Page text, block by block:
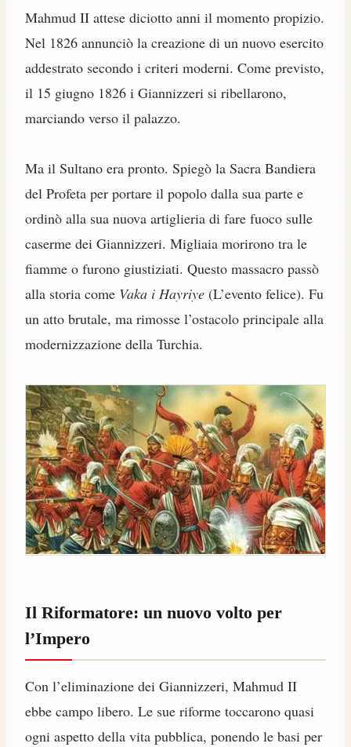
Mahmud II attese diciotto anni il momento propizio.
Nel 1826 annunciò la creazione di un nuovo esercito
addestrato secondo i criteri moderni. Come previsto,
il 15 giugno 1826 i Giannizzeri si ribellarono,
marciando verso il palazzo.
Ma il Sultano era pronto. Spiegò la Sacra Bandiera
del Profeta per portare il popolo dalla sua parte e
ordinò alla sua nuova artiglieria di fare fuoco sulle
caserme dei Giannizzeri. Migliaia morirono tra le
fiamme o furono giustiziati. Questo massacro passò
alla storia come Vaka i Hayriye (L’evento felice). Fu
un atto brutale, ma rimosse l’ostacolo principale alla
modernizzazione della Turchia.
Il Riformatore: un nuovo volto per
l’Impero
Con l’eliminazione dei Giannizzeri, Mahmud II
ebbe campo libero. Le sue riforme toccarono quasi
ogni aspetto della vita pubblica, ponendo le basi per